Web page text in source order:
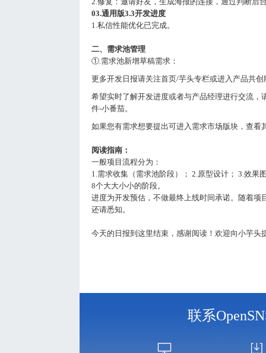
03.通用版3.3开发进度
1.私信性能优化已完成。
二、需求池管理
①.需求池新增草稿需求：
更多开发日报请关注首页/芋头专栏或进入产品共创
希望实时了解开发进度或者与产品经理进行交流，
件-小番茄。
如果您有需求想要提出可进入需求市场版块，查
阅读指南：
一般项目流程分为：
1.需求收集（需求池阶段）； 2.原型设计； 3.效果
8个大大小小的阶段。
进度为开发预估，不做最终上线时间承诺。随着
还请悉知。
今天的日报到这里结束，感谢阅读！欢迎向小芋头
联系